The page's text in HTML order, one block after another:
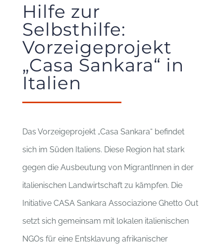
Hilfe zur
Selbsthilfe:
Vorzeigeprojekt
„Casa Sankara“ in
Italien
Das Vorzeigeprojekt „Casa Sankara“ befindet
sich im Süden Italiens. Diese Region hat stark
gegen die Ausbeutung von MigrantInnen in der
italienischen Landwirtschaft zu kämpfen. Die
Initiative CASA Sankara Associazione Ghetto Out
setzt sich gemeinsam mit lokalen italienischen
NGOs für eine Entsklavung afrikanischer